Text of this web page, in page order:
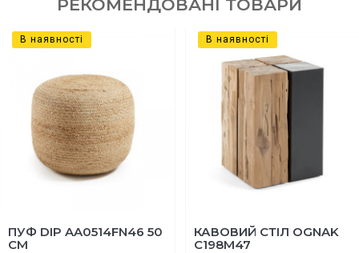
РЕКОМЕНДОВАНІ ТОВАРИ
В наявності
ПУФ DIP AA0514FN46 50
СМ
В наявності
КАВОВИЙ СТІЛ OGNAK
C198M47